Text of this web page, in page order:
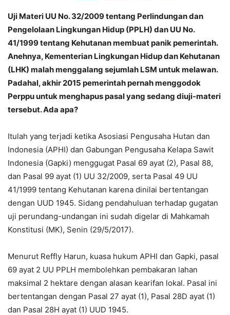
Uji Materi UU No. 32/2009 tentang Perlindungan dan
Pengelolaan Lingkungan Hidup (PPLH) dan UU No.
41/1999 tentang Kehutanan membuat panik pemerintah.
Anehnya, Kementerian Lingkungan Hidup dan Kehutanan
(LHK) malah menggalang sejumlah LSM untuk melawan.
Padahal, akhir 2015 pemerintah pernah menggodok
Perppu untuk menghapus pasal yang sedang diuji-materi
tersebut. Ada apa?
Itulah yang terjadi ketika Asosiasi Pengusaha Hutan dan
Indonesia (APHI) dan Gabungan Pengusaha Kelapa Sawit
Indonesia (Gapki) menggugat Pasal 69 ayat (2), Pasal 88,
dan Pasal 99 ayat (1) UU 32/2009, serta Pasal 49 UU
41/1999 tentang Kehutanan karena dinilai bertentangan
dengan UUD 1945. Sidang pendahuluan terhadap gugatan
uji perundang-undangan ini sudah digelar di Mahkamah
Konstitusi (MK), Senin (29/5/2017).
Menurut Reffly Harun, kuasa hukum APHI dan Gapki, pasal
69 ayat 2 UU PPLH membolehkan pembakaran lahan
maksimal 2 hektare dengan alasan kearifan lokal. Pasal ini
bertentangan dengan Pasal 27 ayat (1), Pasal 28D ayat (1)
dan Pasal 28H ayat (1) UUD 1945.